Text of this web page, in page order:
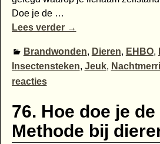
Doe je de …
Lees verder →
Brandwonden, Dieren, EHBO,
Insectensteken, Jeuk,
reacties
76. Hoe doe je de
Methode bij